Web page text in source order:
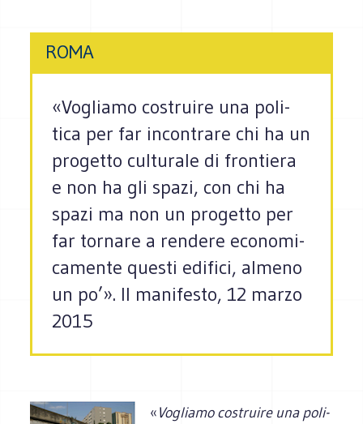
ROMA
«Vogliamo costruire una poli­
tica per far incon­trare chi ha un
pro­getto cul­tu­rale di fron­tiera
e non ha gli spazi, con chi ha
spazi ma non un pro­getto per
far tor­nare a ren­dere eco­no­mi­
ca­mente que­sti edi­fici, almeno
un po’». Il manifesto, 12 marzo
2015
«Vogliamo costruire una poli­